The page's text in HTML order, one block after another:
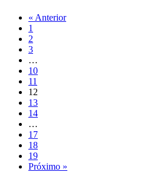
« Anterior
1
2
3
…
10
11
12
13
14
…
17
18
19
Próximo »